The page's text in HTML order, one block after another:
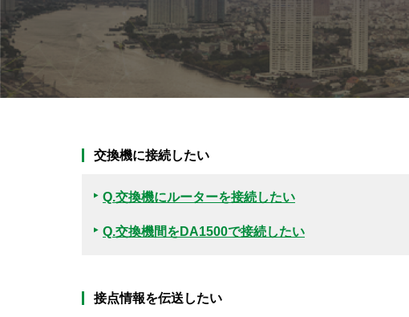
交換機に接続したい
Q.交換機にルーターを接続したい
Q.交換機間をDA1500で接続したい
接点情報を伝送したい